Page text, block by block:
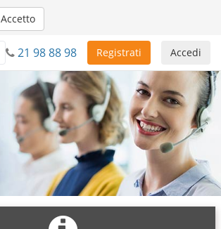
Accetto
Accedi
Registrati
21 98 88 98